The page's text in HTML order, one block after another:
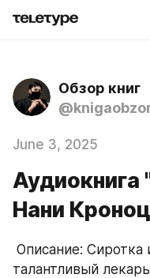
Обзор книг
June 3, 2025
Аудиокнига
Нани
талантливый